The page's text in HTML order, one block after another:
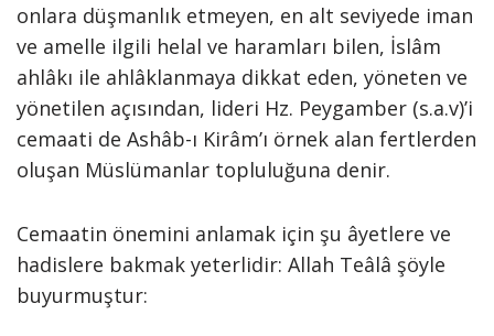
onlara düşmanlık etmeyen, en alt seviyede iman
ve amelle ilgili helal ve haramları bilen, İslâm
ahlâkı ile ahlâklanmaya dikkat eden, yöneten ve
yönetilen açısından, lideri Hz. Peygamber (s.a.v)’i
cemaati de Ashâb-ı Kirâm’ı örnek alan fertlerden
oluşan Müslümanlar topluluğuna denir.
Cemaatin önemini anlamak için şu âyetlere ve
hadislere bakmak yeterlidir: Allah Teâlâ şöyle
buyurmuştur: